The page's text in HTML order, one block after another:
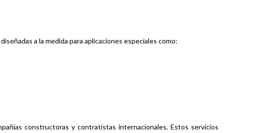
a la medida para aplicaciones especiales como:
constructoras y contratistas internacionales. Estos servicios